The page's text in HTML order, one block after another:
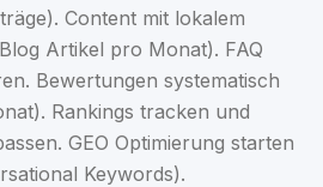
Content mit lokalem
Artikel pro Monat). FAQ
Bewertungen systematisch
Rankings tracken und
GEO Optimierung starten
Keywords).